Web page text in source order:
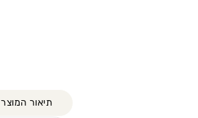
תיאור המוצר